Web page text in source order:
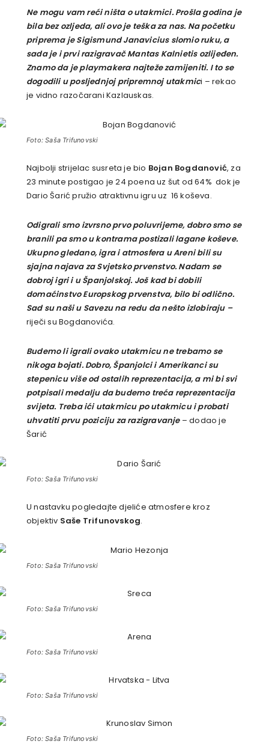
Ne mogu vam reći ništa o utakmici. Prošla godina je
bila bez ozljeda, ali ovo je teška za nas. Na početku
priprema je Sigismund Janavicius slomio ruku, a
sada je i prvi razigravač Mantas Kalnietis ozlijeđen.
Znamo da je playmakera najteže zamijeniti. I to se
dogodili u posljednjoj pripremnoj utakmici – rekao
je vidno razočarani Kazlauskas.
Foto: Saša Trifunovski
Najbolji strijelac susreta je bio Bojan Bogdanović, za
23 minute postigao je 24 poena uz šut od 64% dok je
Dario Šarić pružio atraktivnu igru uz 16 koševa.
Odigrali smo izvrsno prvo poluvrijeme, dobro smo se
branili pa smo u kontrama postizali lagane koševe.
Ukupno gledano, igra i atmosfera u Areni bili su
sjajna najava za Svjetsko prvenstvo. Nadam se
dobroj igri i u Španjolskoj. Još kad bi dobili
domaćinstvo Europskog prvenstva, bilo bi odlično.
Sad su naši u Savezu na redu da nešto izlobiraju –
riječi su Bogdanovića.
Budemo li igrali ovako utakmicu ne trebamo se
nikoga bojati. Dobro, Španjolci i Amerikanci su
stepenicu više od ostalih reprezentacija, a mi bi svi
potpisali medalju da budemo treća reprezentacija
svijeta. Treba ići utakmicu po utakmicu i probati
uhvatiti prvu poziciju za razigravanje – dodao je
Šarić
Foto: Saša Trifunovski
U nastavku pogledajte djeliće atmosfere kroz
objektiv Saše Trifunovskog.
Foto: Saša Trifunovski
Foto: Saša Trifunovski
Foto: Saša Trifunovski
Foto: Saša Trifunovski
Foto: Saša Trifunovski